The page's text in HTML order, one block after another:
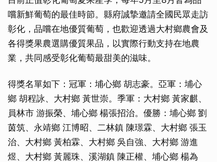
嚐新鮮葡萄的最佳時節。縣府誠摯邀請全國民眾走訪
彰化，品嚐在地優質葡萄，也歡迎透過大村鄉農會及
各得獎果農選購優質果品，以實際行動支持在地農
業，共同感受彰化葡萄最甜美的滋味。
得獎名單如下：冠軍：埔心鄉 胡志豪。亞軍：埔心
鄉 胡程詠、大村鄉 黃世崇。季軍：大村鄉 黃家麒、
員林市 游振榮、埔心鄉 楊張招治。優勝：埔心鄉 劉
茵筑、永靖鄉 江博昭、二林鎮 陳璟霖、大村鄉 張玉
治、大村鄉 黃柏霖、大村鄉 吳自強、大村鄉 游進
煜、大村鄉 黃麗珠、溪湖鎮 陳正權、埔心鄉 楊為